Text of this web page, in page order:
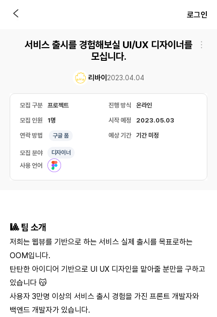
로그인
서비스 출시를 경험해보실 UI/UX 디자이너를
모십니다.
리바이 2023.04.04
모집 구분 프로젝트 진행 방식 온라인
모집 인원 1명 시작 예정 2023.05.03
연락 방법 구글 폼 예상 기간 기간 미정
모집 분야 디자이너
사용 언어
🎱 팀 소개
저희는 웹뷰를 기반으로 하는 서비스 실제 출시를 목표로하는
OOM입니다.
탄탄한 아이디어 기반으로 UI UX 디자인을 맡아줄 분만을 구하고
있습니다 😽
사용자 3만명 이상의 서비스 출시 경험을 가진 프론트 개발자와
백엔드 개발자가 있습니다.